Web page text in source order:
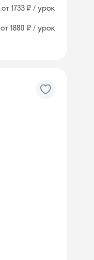
от 1733 ₽ / урок
от 1880 ₽ / урок